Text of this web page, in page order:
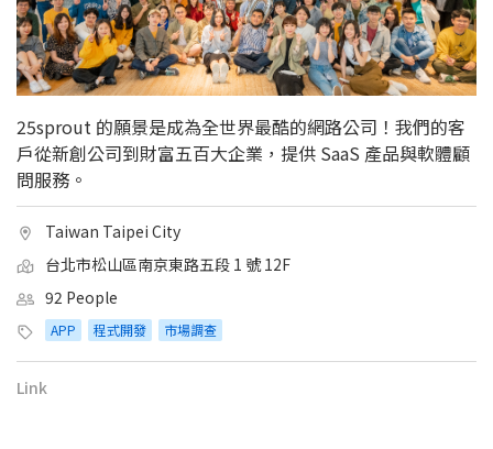
25sprout 的願景是成為全世界最酷的網路公司！我們的客
戶從新創公司到財富五百大企業，提供 SaaS 產品與軟體顧
問服務。
Taiwan Taipei City
台北市松山區南京東路五段 1 號 12F
92 People
APP 程式開發 市場調查
Link